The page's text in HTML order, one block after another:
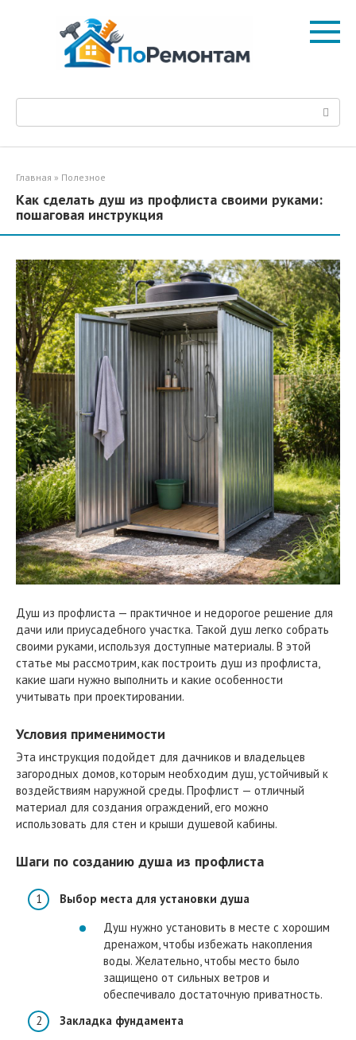
Поиск:
Главная » Полезное
Как сделать душ из профлиста своими руками:
пошаговая инструкция
Душ из профлиста — практичное и недорогое решение для
дачи или приусадебного участка. Такой душ легко собрать
своими руками, используя доступные материалы. В этой
статье мы рассмотрим, как построить душ из профлиста,
какие шаги нужно выполнить и какие особенности
учитывать при проектировании.
Условия применимости
Эта инструкция подойдет для дачников и владельцев
загородных домов, которым необходим душ, устойчивый к
воздействиям наружной среды. Профлист — отличный
материал для создания ограждений, его можно
использовать для стен и крыши душевой кабины.
Шаги по созданию душа из профлиста
Выбор места для установки душа
Душ нужно установить в месте с хорошим
дренажом, чтобы избежать накопления
воды. Желательно, чтобы место было
защищено от сильных ветров и
обеспечивало достаточную приватность.
Закладка фундамента